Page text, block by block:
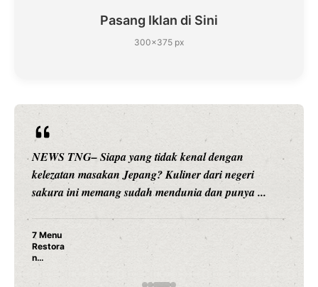
Pasang Iklan di Sini
300×375 px
NEWS TNG– Siapa yang tidak kenal dengan
kelezatan masakan Jepang? Kuliner dari negeri
sakura ini memang sudah mendunia dan punya ...
7 Menu
Restora
n
Jepang
yang